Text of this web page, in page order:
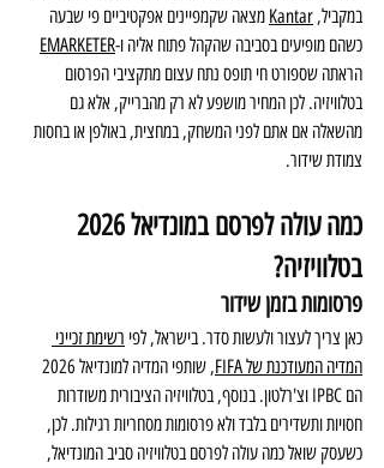
במקביל, Kantar מצאה שקמפיינים אפקטיביים פי שבעה
כשהם מופיעים בסביבה שהקהל פתוח אליה ו-EMARKETER
הראתה שספורט חי תופס נתח עצום מתקציבי הפרסום
בטלוויזיה. לכן המחיר מושפע לא רק מהברייק, אלא גם
מהשאלה אם אתם לפני המשחק, במחצית, באולפן או בחסות
צמודת שידור.
בטלוויזיה?
פרסומות בזמן שידור
כאן צריך לעצור ולעשות סדר. בישראל, לפי רשימת זכייני
המדיה המעודכנת של FIFA
הם IPBC וצ'רלטון. בנוסף, בטלוויזיה הציבורית משודרות
חסויות ותשדירים בלבד ולא פרסומות מסחריות רגילות. לכן,
כשעסק שואל כמה עולה לפרסם בטלוויזיה סביב המונדיאל,